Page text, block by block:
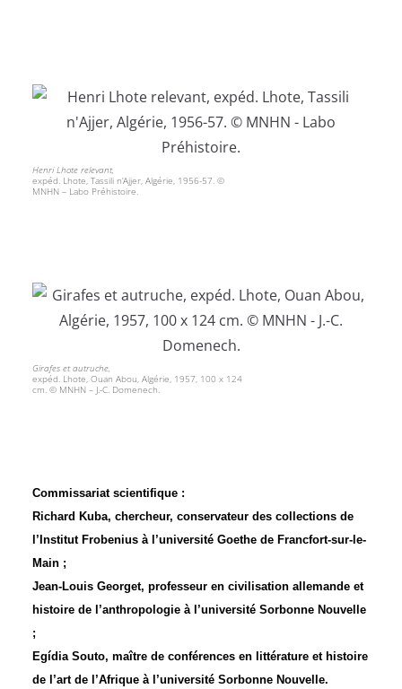
Henri Lhote relevant,
expéd. Lhote, Tassili n’Ajjer, Algérie, 1956-57. ©
MNHN – Labo Préhistoire.
Girafes et autruche,
expéd. Lhote, Ouan Abou, Algérie, 1957, 100 x 124
cm. © MNHN – J.-C. Domenech.
Commissariat scientifique :
Richard Kuba, chercheur, conservateur des collections de
l’Institut Frobenius à l’université Goethe de Francfort-sur-le-
Main ;
Jean-Louis Georget, professeur en civilisation allemande et
histoire de l’anthropologie à l’université Sorbonne Nouvelle
;
Egídia Souto, maître de conférences en littérature et histoire
de l’art de l’Afrique à l’université Sorbonne Nouvelle.